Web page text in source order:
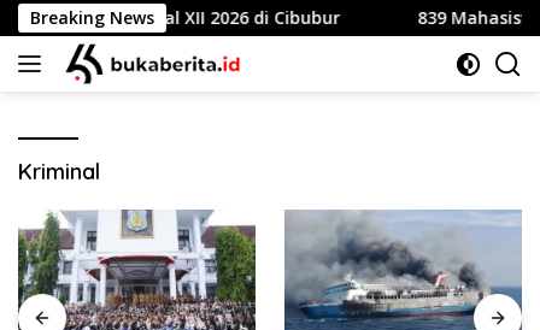
Skip
to
content
Breaking News
Nasional XII 2026 di Cibubur 839 Mahasiswa
Kriminal